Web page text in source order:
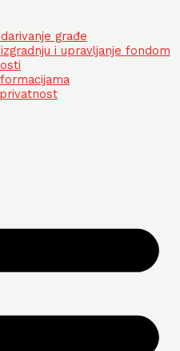
građe
i upravljanje fondom